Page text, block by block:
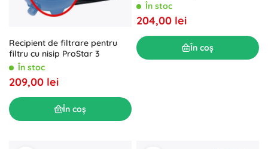
Recipient de filtrare pentru
filtru cu nisip ProStar 3
În stoc
209,00 lei
În coș
În stoc
204,00 lei
În coș